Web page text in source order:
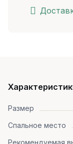
Размер
Спальное место
Рекомендуемая